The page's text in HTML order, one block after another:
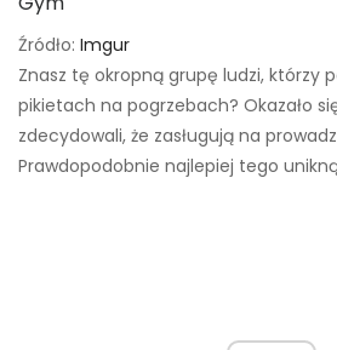
Źródło: Imgur
Znasz tę okropną grupę ludzi, którzy
pikietach na pogrzebach? Okazało
zdecydowali, że zasługują na
Prawdopodobnie najlepiej tego